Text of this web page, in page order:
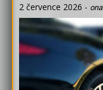
2 července 2026 - ona